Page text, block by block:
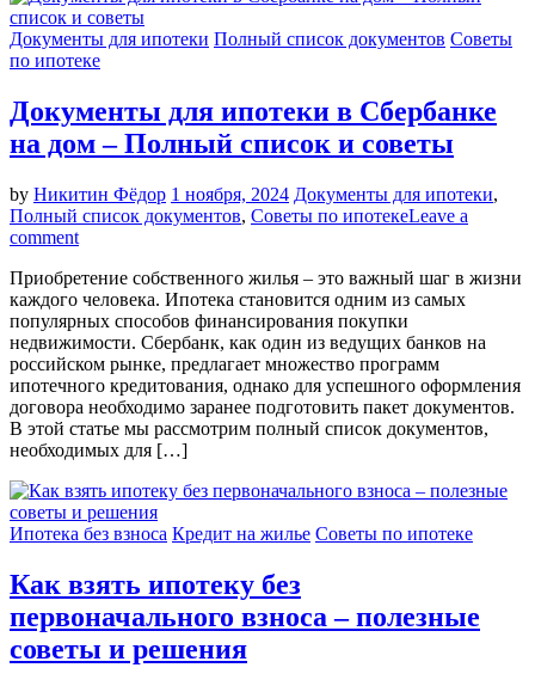
Документы для ипотеки Полный список документов Советы
по ипотеке
Документы для ипотеки в Сбербанке
на дом – Полный список и советы
by Никитин Фёдор 1 ноября, 2024 Документы для ипотеки,
Полный список документов, Советы по ипотекеLeave a
comment
Приобретение собственного жилья – это важный шаг в жизни
каждого человека. Ипотека становится одним из самых
популярных способов финансирования покупки
недвижимости. Сбербанк, как один из ведущих банков на
российском рынке, предлагает множество программ
ипотечного кредитования, однако для успешного оформления
договора необходимо заранее подготовить пакет документов.
В этой статье мы рассмотрим полный список документов,
необходимых для […]
Ипотека без взноса Кредит на жилье Советы по ипотеке
Как взять ипотеку без
первоначального взноса – полезные
советы и решения